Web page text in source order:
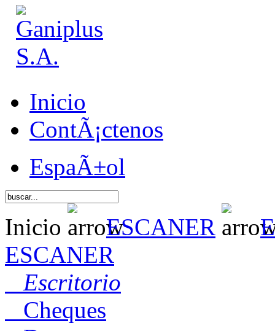
Inicio
ContÃ¡ctenos
EspaÃ±ol
Inicio ESCANER
ESCANER
Escritorio
Cheques